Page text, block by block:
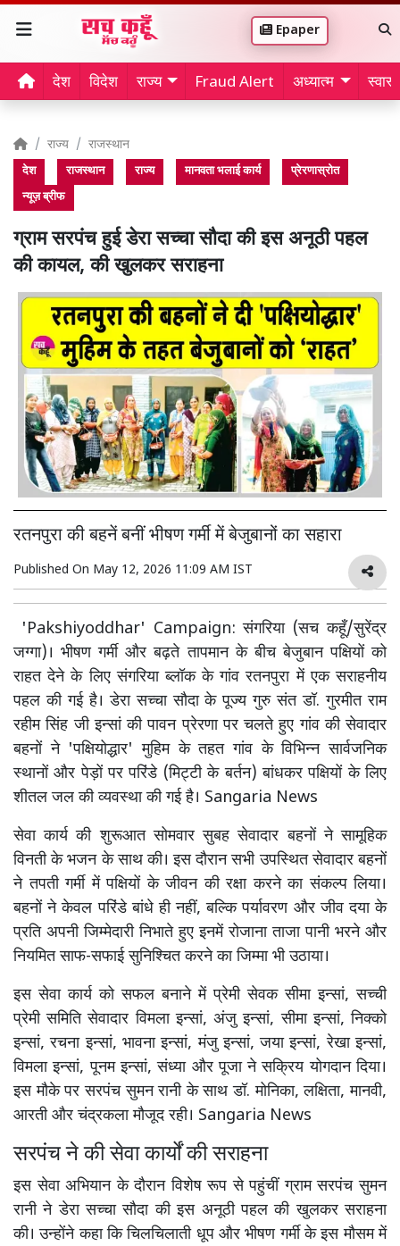
Epaper
देश विदेश राज्य Fraud Alert अध्यात्म
राज्य राजस्थान
देश राजस्थान राज्य मानवता भलाई कार्य
प्रेरणास्रोत
न्यूज़ ब्रीफ
ग्राम सरपंच हुई डेरा सच्चा सौदा की इस अनूठी पहल
की कायल, की खुलकर सराहना
रतनपुरा की बहनें बनीं भीषण गर्मी में बेजुबानों का सहारा
Published On May 12, 2026 11:09 AM IST
'Pakshiyoddhar' Campaign: संगरिया (सच कहूँ/सुरेंद्र
जग्गा)। भीषण गर्मी और बढ़ते तापमान के बीच बेजुबान पक्षियों को
राहत देने के लिए संगरिया ब्लॉक के गांव रतनपुरा में एक सराहनीय
पहल की गई है। डेरा सच्चा सौदा के पूज्य गुरु संत डॉ. गुरमीत राम
रहीम सिंह जी इन्सां की पावन प्रेरणा पर चलते हुए गांव की सेवादार
बहनों ने 'पक्षियोद्धार' मुहिम के तहत गांव के विभिन्न सार्वजनिक
स्थानों और पेड़ों पर परिंडे (मिट्टी के बर्तन) बांधकर पक्षियों के लिए
शीतल जल की व्यवस्था की गई है। Sangaria News
सेवा कार्य की शुरूआत सोमवार सुबह सेवादार बहनों ने सामूहिक
विनती के भजन के साथ की। इस दौरान सभी उपस्थित सेवादार बहनों
ने तपती गर्मी में पक्षियों के जीवन की रक्षा करने का संकल्प लिया।
बहनों ने केवल परिंडे बांधे ही नहीं, बल्कि पर्यावरण और जीव दया के
प्रति अपनी जिम्मेदारी निभाते हुए इनमें रोजाना ताजा पानी भरने और
नियमित साफ-सफाई सुनिश्चित करने का जिम्मा भी उठाया।
इस सेवा कार्य को सफल बनाने में प्रेमी सेवक सीमा इन्सां, सच्ची
प्रेमी समिति सेवादार विमला इन्सां, अंजु इन्सां, सीमा इन्सां, निक्को
इन्सां, रचना इन्सां, भावना इन्सां, मंजु इन्सां, जया इन्सां, रेखा इन्सां,
विमला इन्सां, पूनम इन्सां, संध्या और पूजा ने सक्रिय योगदान दिया।
इस मौके पर सरपंच सुमन रानी के साथ डॉ. मोनिका, लक्षिता, मानवी,
आरती और चंद्रकला मौजूद रही। Sangaria News
सरपंच ने की सेवा कार्यों की सराहना
इस सेवा अभियान के दौरान विशेष रूप से पहुंचीं ग्राम सरपंच सुमन
रानी ने डेरा सच्चा सौदा की इस अनूठी पहल की खुलकर सराहना
की। उन्होंने कहा कि चिलचिलाती धूप और भीषण गर्मी के इस मौसम में